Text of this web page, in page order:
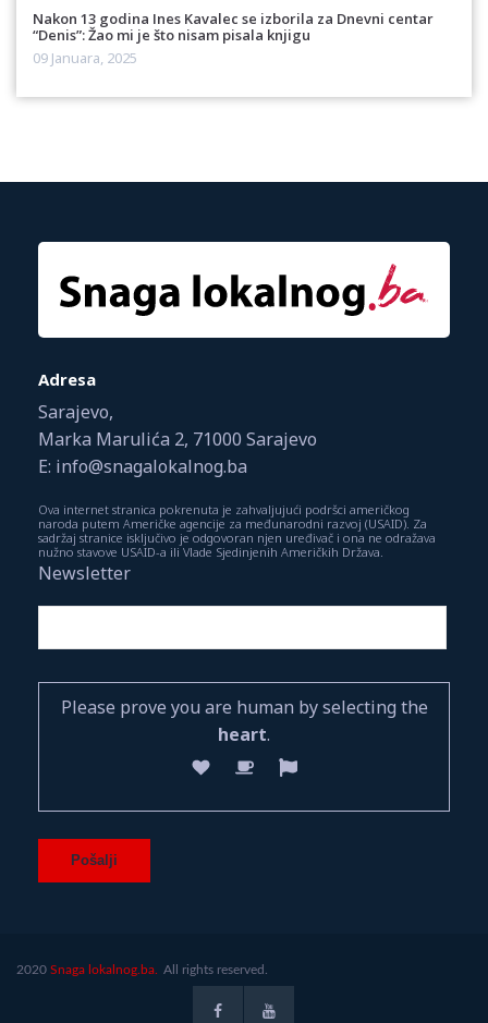
Nakon 13 godina Ines Kavalec se izborila za Dnevni centar
“Denis”: Žao mi je što nisam pisala knjigu
09 Januara, 2025
Adresa
Sarajevo,
Marka Marulića 2, 71000 Sarajevo
E: info@snagalokalnog.ba
Ova internet stranica pokrenuta je zahvaljujući podršci američkog
naroda putem Američke agencije za međunarodni razvoj (USAID). Za
sadržaj stranice isključivo je odgovoran njen uređivač i ona ne odražava
nužno stavove USAID-a ili Vlade Sjedinjenih Američkih Država.
Newsletter
Please prove you are human by selecting the
heart.
2020 Snaga lokalnog.ba. All rights reserved.